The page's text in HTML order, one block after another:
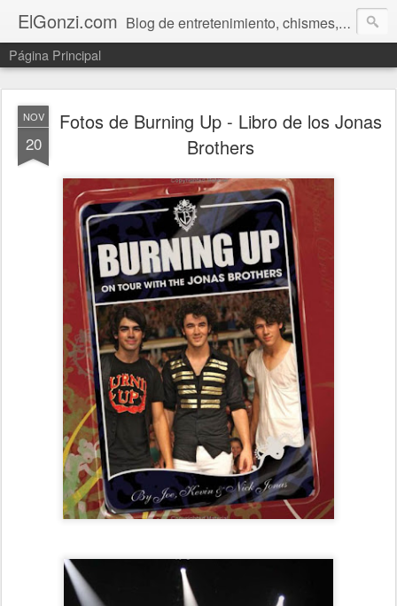
ElGonzi.com Blog de entretenimiento, chismes, humor, farándula, curiosidades, ovnis, noticias calientes, fotos, videos, paranormal y ¡más!
Página Principal
NOV
20
Fotos de Burning Up - Libro de los Jonas
Brothers